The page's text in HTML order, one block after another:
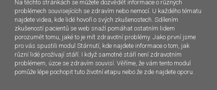
Na těchto stránkách se můžete dozvědět informace o různých
problémech souvisejících se zdravím nebo nemocí. U každého tématu
najdete videa, kde lidé hovoří o svých zkušenostech. Sdílením
zkušeností pacientů se web snaží pomáhat ostatním lidem
porozumět tomu, jaké to je mít zdravotní problémy. Jako první jsme
pro vás spustili modul Stárnutí, kde najdete informace o tom, jak
různí lidé prožívají stáří. I když samotné stáří není zdravotním
problémem, úzce se zdravím souvisí. Věříme, že vám tento modul
pomůže lépe pochopit tuto životní etapu nebo že zde najdete oporu.